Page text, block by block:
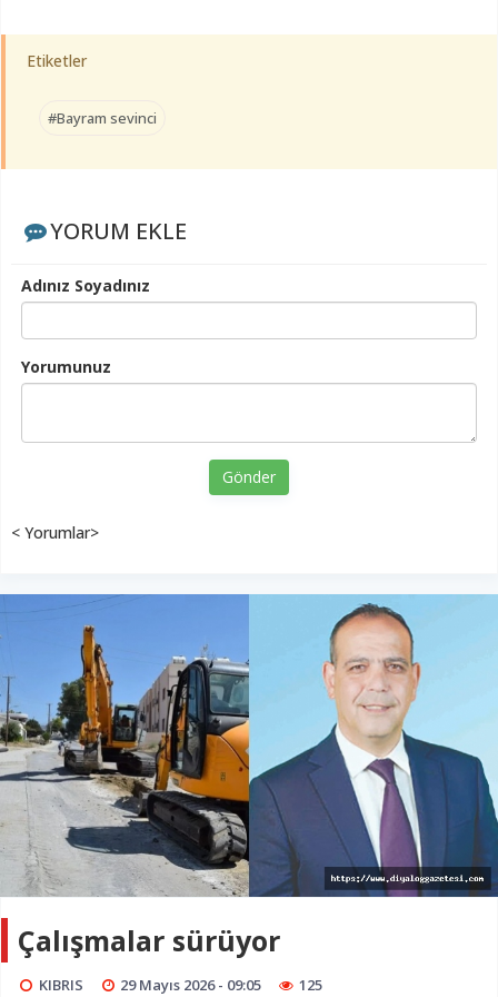
Etiketler
#Bayram sevinci
YORUM EKLE
Adınız Soyadınız
Yorumunuz
Gönder
< Yorumlar>
Çalışmalar sürüyor
KIBRIS 29 Mayıs 2026 - 09:05 125